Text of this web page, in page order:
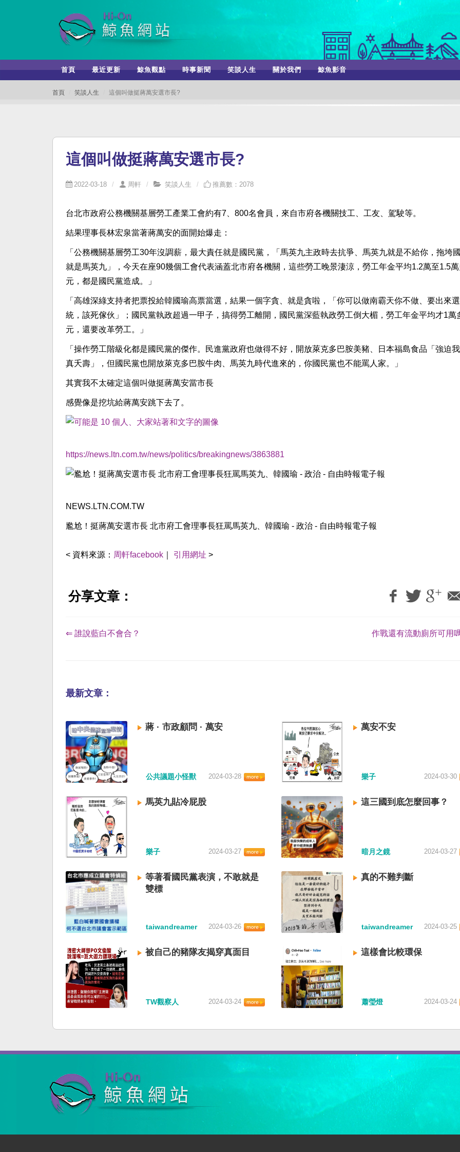
首頁 最近更新 鯨魚觀點 時事新聞 笑談人生 關於我們 鯨魚影音
首頁 笑談人生 這個叫做挺蔣萬安選市長?
這個叫做挺蔣萬安選市長?
2022-03-18 周軒 笑談人生 推薦數：2078
台北市政府公務機關基層勞工產業工會約有7、800名會員，來自市府各機關技工、工友、駕駛等。
結果理事長林宏泉當著蔣萬安的面開始爆走：
「公務機關基層勞工30年沒調薪，最大責任就是國民黨，「馬英九主政時去抗爭、馬英九就是不給你，拖垮
就是馬英九」，今天在座90幾個工會代表涵蓋北市府各機關，這些勞工晚景淒涼，勞工年金平均1.2萬至1.5
元，都是國民黨造成。」
「高雄深綠支持者把票投給韓國瑜高票當選，結果一個字貪、就是貪啦，「你可以做南霸天你不做、要出來
統，該死傢伙」；國民黨執政超過一甲子，搞得勞工離開，國民黨深藍執政勞工倒大楣，勞工年金平均才1萬
元，還要改革勞工。」
「操作勞工階級化都是國民黨的傑作。民進黨政府也做得不好，開放萊克多巴胺美豬、日本福島食品「強迫
真夭壽」，但國民黨也開放萊克多巴胺牛肉、馬英九時代進來的，你國民黨也不能罵人家。」
其實我不太確定這個叫做挺蔣萬安當市長
感覺像是挖坑給蔣萬安跳下去了。
https://news.ltn.com.tw/news/politics/breakingnews/3863881
NEWS.LTN.COM.TW
尷尬！挺蔣萬安選市長 北市府工會理事長狂罵馬英九、韓國瑜 - 政治 - 自由時報電子報
< 資料來源： 周軒facebook 引用網址 >
分享文章：
⇐ 誰說藍白不會合？ 作戰還有流動廁所可用
最新文章：
蔣 · 市政顧問 · 萬安
公共議題小怪獸 2024-03-28
萬安不安
樂子 2024-03-30
馬英九貼冷屁股
樂子 2024-03-27
這三國到底怎麼回事？
暗月之鏡 2024-03-27
等著看國民黨表演，不敢就是
雙標
taiwandreamer 2024-03-26
真的不難判斷
taiwandreamer 2024-03-25
被自己的豬隊友揭穿真面目
TW觀察人 2024-03-24
這樣會比較環保
蕭瑩燈 2024-03-24